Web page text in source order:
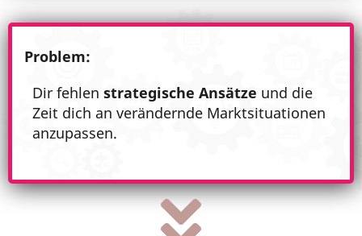
Problem:
Dir fehlen strategische Ansätze und die
Zeit dich an verändernde Marktsituationen
anzupassen.